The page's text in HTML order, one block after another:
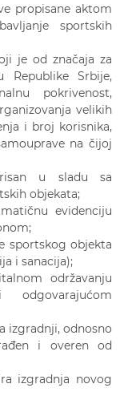
propisane aktom
sportskih
je od značaja za
Srbije,
pokrivenost,
velikih
i broj korisnika,
na čijoj
u sladu sa
objekata;
evidenciju
sportskog objekta
i sanacija);
održavanju
odgovarajućom
izgradnji, odnosno
i overen od
izgradnja novog